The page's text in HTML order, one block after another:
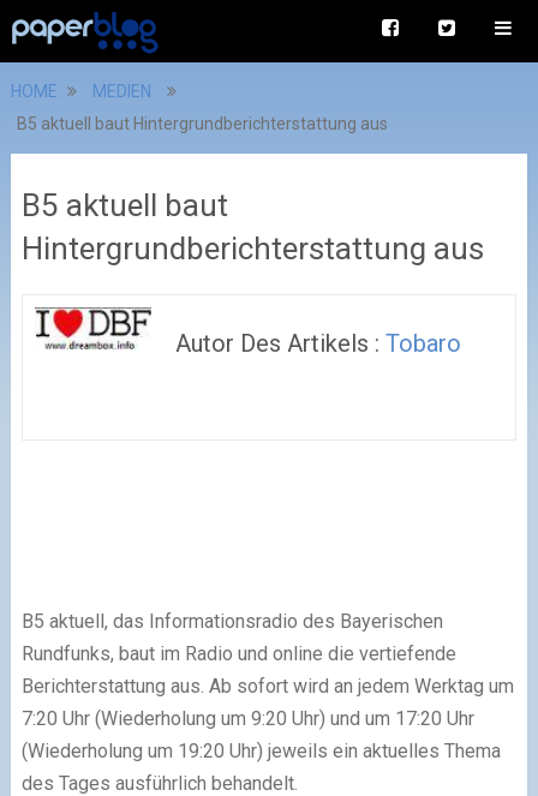
HOME
MEDIEN
B5 aktuell baut Hintergrundberichterstattung aus
B5 aktuell baut
Hintergrundberichterstattung aus
Autor Des Artikels :Tobaro
B5 aktuell, das Informationsradio des Bayerischen
Rundfunks, baut im Radio und online die vertiefende
Berichterstattung aus. Ab sofort wird an jedem Werktag um
7:20 Uhr (Wiederholung um 9:20 Uhr) und um 17:20 Uhr
(Wiederholung um 19:20 Uhr) jeweils ein aktuelles Thema
des Tages ausführlich behandelt.